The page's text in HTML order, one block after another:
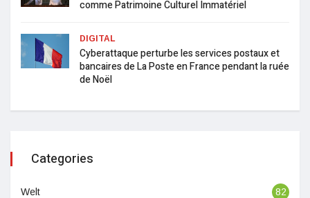
comme Patrimoine Culturel Immatériel
DIGITAL
Cyberattaque perturbe les services postaux et
bancaires de La Poste en France pendant la ruée
de Noël
Categories
Welt 82